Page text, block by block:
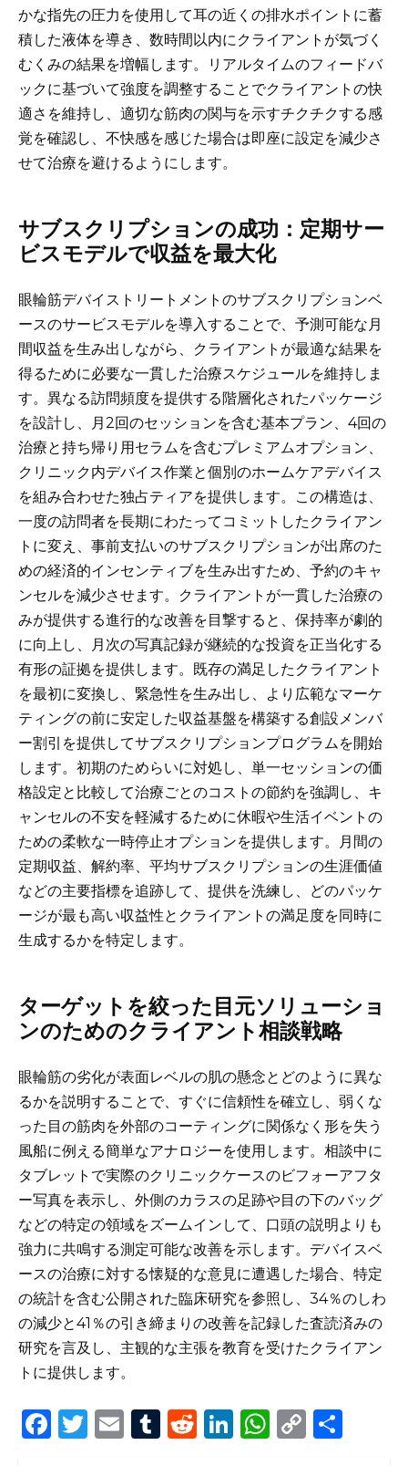
かな指先の圧力を使用して耳の近くの排水ポイントに蓄
積した液体を導き、数時間以内にクライアントが気づく
むくみの結果を増幅します。リアルタイムのフィードバ
ックに基づいて強度を調整することでクライアントの快
適さを維持し、適切な筋肉の関与を示すチクチクする感
覚を確認し、不快感を感じた場合は即座に設定を減少さ
せて治療を避けるようにします。
サブスクリプションの成功：定期サー
ビスモデルで収益を最大化
眼輪筋デバイストリートメントのサブスクリプションベ
ースのサービスモデルを導入することで、予測可能な月
間収益を生み出しながら、クライアントが最適な結果を
得るために必要な一貫した治療スケジュールを維持しま
す。異なる訪問頻度を提供する階層化されたパッケージ
を設計し、月2回のセッションを含む基本プラン、4回の
治療と持ち帰り用セラムを含むプレミアムオプション、
クリニック内デバイス作業と個別のホームケアデバイス
を組み合わせた独占ティアを提供します。この構造は、
一度の訪問者を長期にわたってコミットしたクライアン
トに変え、事前支払いのサブスクリプションが出席のた
めの経済的インセンティブを生み出すため、予約のキャ
ンセルを減少させます。クライアントが一貫した治療の
みが提供する進行的な改善を目撃すると、保持率が劇的
に向上し、月次の写真記録が継続的な投資を正当化する
有形の証拠を提供します。既存の満足したクライアント
を最初に変換し、緊急性を生み出し、より広範なマーケ
ティングの前に安定した収益基盤を構築する創設メンバ
ー割引を提供してサブスクリプションプログラムを開始
します。初期のためらいに対処し、単一セッションの価
格設定と比較して治療ごとのコストの節約を強調し、キ
ャンセルの不安を軽減するために休暇や生活イベントの
ための柔軟な一時停止オプションを提供します。月間の
定期収益、解約率、平均サブスクリプションの生涯価値
などの主要指標を追跡して、提供を洗練し、どのパッケ
ージが最も高い収益性とクライアントの満足度を同時に
生成するかを特定します。
ターゲットを絞った目元ソリューショ
ンのためのクライアント相談戦略
眼輪筋の劣化が表面レベルの肌の懸念とどのように異な
るかを説明することで、すぐに信頼性を確立し、弱くな
った目の筋肉を外部のコーティングに関係なく形を失う
風船に例える簡単なアナロジーを使用します。相談中に
タブレットで実際のクリニックケースのビフォーアフタ
ー写真を表示し、外側のカラスの足跡や目の下のバッグ
などの特定の領域をズームインして、口頭の説明よりも
強力に共鳴する測定可能な改善を示します。デバイスベ
ースの治療に対する懐疑的な意見に遭遇した場合、特定
の統計を含む公開された臨床研究を参照し、34％のしわ
の減少と41％の引き締まりの改善を記録した査読済みの
研究を言及し、主観的な主張を教育を受けたクライアン
トに提供します。
F
T
E
T
R
Li W C